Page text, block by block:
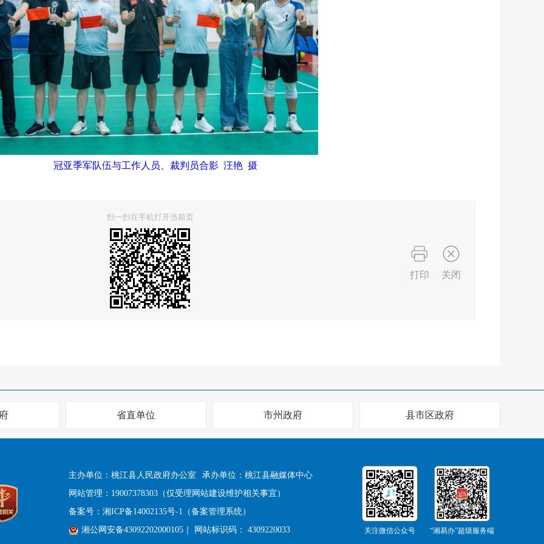
冠亚季军队伍与工作人员、裁判员合影 汪艳 摄
扫一扫在手机打开当前页
打印 关闭
省直单位 市州政府 县市区政府
主办单位：桃江县人民政府办公室
承办单位：桃江县融媒体中心
网站管理：19007378303（仅受理网站建设维护相关事宜）
备案号： 湘ICP备14002135号-1（备案管理系统）
湘公网安备43092202000105 ｜ 网站标识码： 4309220033 关注微信公众号 “湘易办”超级服务端